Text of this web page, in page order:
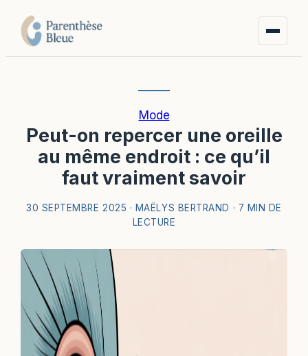
Mode
Peut-on repercer une oreille
au même endroit : ce qu’il
faut vraiment savoir
30 SEPTEMBRE 2025 · MAËLYS BERTRAND · 7 MIN DE
LECTURE